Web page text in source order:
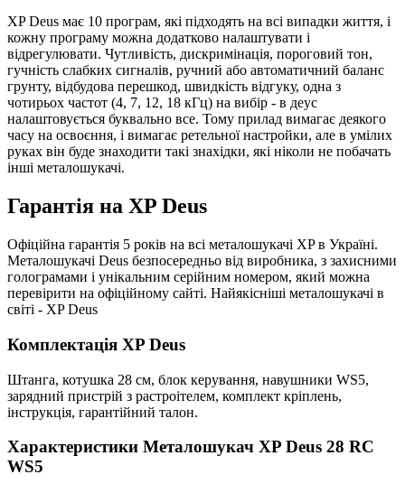
XP Deus має 10 програм, які підходять на всі випадки життя, і
кожну програму можна додатково налаштувати і
відрегулювати. Чутливість, дискримінація, пороговий тон,
гучність слабких сигналів, ручний або автоматичний баланс
грунту, відбудова перешкод, швидкість відгуку, одна з
чотирьох частот (4, 7, 12, 18 кГц) на вибір - в деус
налаштовується буквально все. Тому прилад вимагає деякого
часу на освоєння, і вимагає ретельної настройки, але в умілих
руках він буде знаходити такі знахідки, які ніколи не побачать
інші металошукачі.
Гарантія на XP Deus
Офіційна гарантія 5 років на всі металошукачі XP в Україні.
Металошукачі Deus безпосередньо від виробника, з захисними
голограмами і унікальним серійним номером, який можна
перевірити на офіційному сайті. Найякісніші металошукачі в
світі - XP Deus
Комплектація XP Deus
Штанга, котушка 28 см, блок керування, навушники WS5,
зарядний пристрій з растроітелем, комплект кріплень,
інструкція, гарантійний талон.
Характеристики Металошукач XP Deus 28 RC
WS5